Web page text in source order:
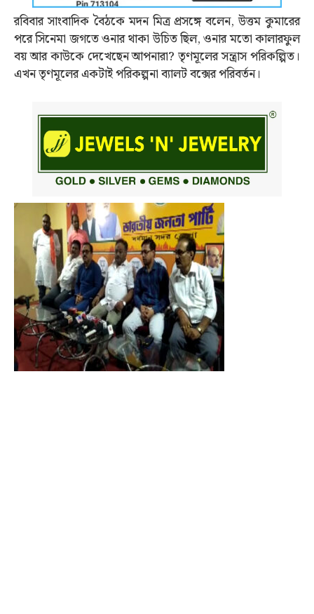
রবিবার সাংবাদিক বৈঠকে মদন মিত্র প্রসঙ্গে বলেন, উত্তম কুমারের
পরে সিনেমা জগতে ওনার থাকা উচিত ছিল, ওনার মতো কালারফুল
বয় আর কাউকে দেখেছেন আপনারা? তৃণমূলের সন্ত্রাস পরিকল্পিত।
এখন তৃণমূলের একটাই পরিকল্পনা ব্যালট বক্সের পরিবর্তন।